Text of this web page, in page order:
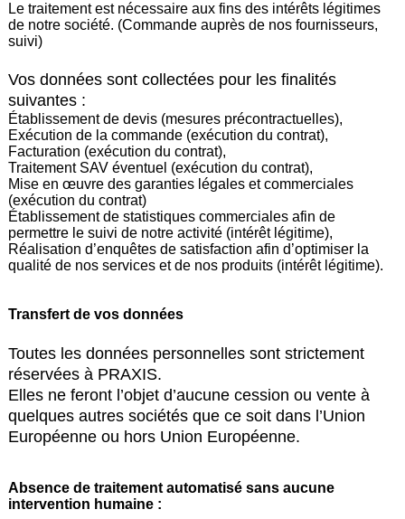
Le traitement est nécessaire aux fins des intérêts légitimes
de notre société. (Commande auprès de nos fournisseurs,
suivi)
Vos données sont collectées pour les finalités
suivantes :
Établissement de devis (mesures précontractuelles),
Exécution de la commande (exécution du contrat),
Facturation (exécution du contrat),
Traitement SAV éventuel (exécution du contrat),
Mise en œuvre des garanties légales et commerciales
(exécution du contrat)
Établissement de statistiques commerciales afin de
permettre le suivi de notre activité (intérêt légitime),
Réalisation d’enquêtes de satisfaction afin d’optimiser la
qualité de nos services et de nos produits (intérêt légitime).
Transfert de vos données
Toutes les données personnelles sont strictement
réservées à PRAXIS.
Elles ne feront l’objet d’aucune cession ou vente à
quelques autres sociétés que ce soit dans l’Union
Européenne ou hors Union Européenne.
Absence de traitement automatisé sans aucune
intervention humaine :